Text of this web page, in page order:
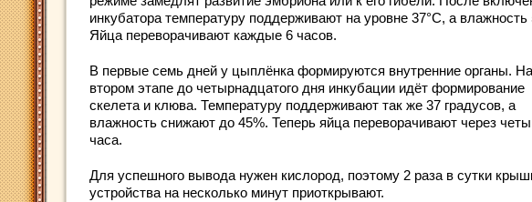
инкубатора температуру поддерживают на уровне 37°С, а влажность
Яйца переворачивают каждые 6 часов.
В первые семь дней у цыплёнка формируются внутренние органы. На
втором этапе до четырнадцатого дня инкубации идёт формирование
скелета и клюва. Температуру поддерживают так же 37 градусов, а
влажность снижают до 45%. Теперь яйца переворачивают через
часа.
Для успешного вывода нужен кислород, поэтому 2 раза в сутки
устройства на несколько минут приоткрывают.